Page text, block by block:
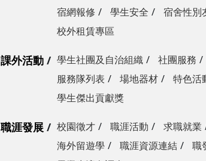
宿網報修
學生安全
宿舍性別
校外租賃專區
課外活動 學生社團及自治組織 社團服務
服務隊列表
場地器材 特色活
學生傑出貢獻獎
職涯發展 校園徵才 職涯活動 求職就業
海外留遊學
職涯資源連結
職